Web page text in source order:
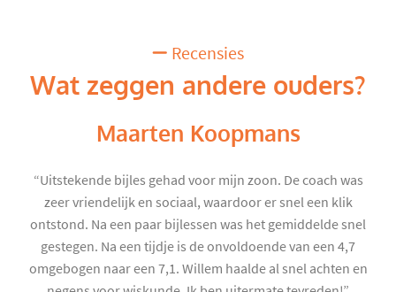
Recensies
Wat zeggen andere ouders?
Maarten Koopmans
“Uitstekende bijles gehad voor mijn zoon. De coach was
zeer vriendelijk en sociaal, waardoor er snel een klik
ontstond. Na een paar bijlessen was het gemiddelde snel
gestegen. Na een tijdje is de onvoldoende van een 4,7
omgebogen naar een 7,1. Willem haalde al snel achten en